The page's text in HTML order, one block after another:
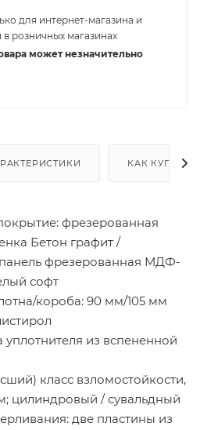
для интернет-магазина и
розничных магазинах
может незначительно
КАК КУПИТЬ
фрезерованная
Бетон графит /
фрезерованная МДФ-
софт
короба: 90 мм/105 мм
уплотнителя из вспененной
класс взломостойкости,
цилиндровый / сувальдный
две пластины из